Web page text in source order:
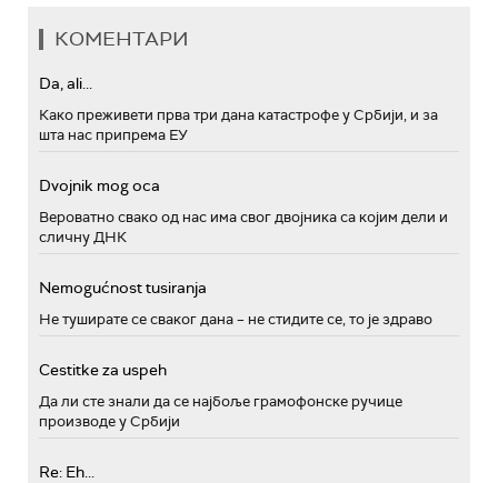
КОМЕНТАРИ
Da, ali...
Како преживети прва три дана катастрофе у Србији, и за
шта нас припрема ЕУ
Dvojnik mog oca
Вероватно свако од нас има свог двојника са којим дели и
сличну ДНК
Nemogućnost tusiranja
Не туширате се сваког дана – не стидите се, то је здраво
Cestitke za uspeh
Да ли сте знали да се најбоље грамофонске ручице
производе у Србији
Re: Eh...